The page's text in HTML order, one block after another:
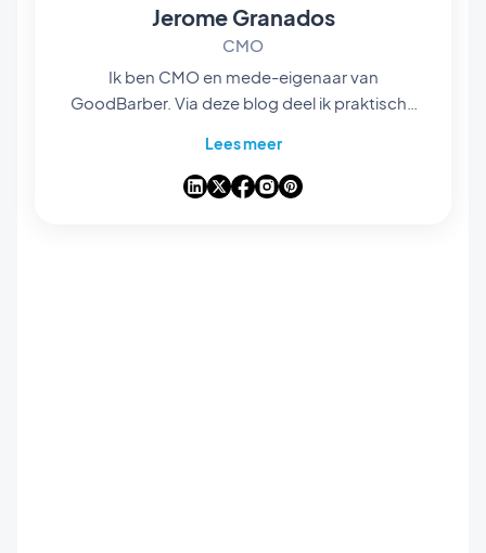
Jerome Granados
CMO
Ik ben CMO en mede-eigenaar van
GoodBarber. Via deze blog deel ik praktische
analyses van de trends die de wereld van
mobiele apps en no-code veranderen, en
Lees meer